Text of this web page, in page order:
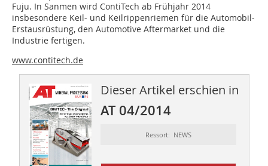
Fuju. In Sanmen wird ContiTech ab Frühjahr 2014
insbesondere Keil- und Keilrippenriemen für die Automobil-
Erstausrüstung, den Automotive Aftermarket und die
Industrie fertigen.
www.contitech.de
Dieser Artikel erschien in
AT 04/2014
Ressort: NEWS